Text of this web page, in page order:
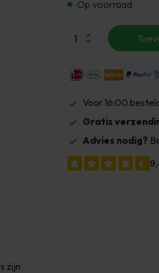
zijn
Op voorraad
Voor 16:00
Gratis
Advies nodig?